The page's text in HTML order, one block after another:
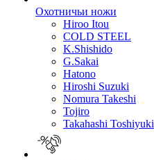
Охотничьи ножи
Hiroo Itou
COLD STEEL
K.Shishido
G.Sakai
Hatono
Hiroshi Suzuki
Nomura Takeshi
Tojiro
Takahashi Toshiyuki